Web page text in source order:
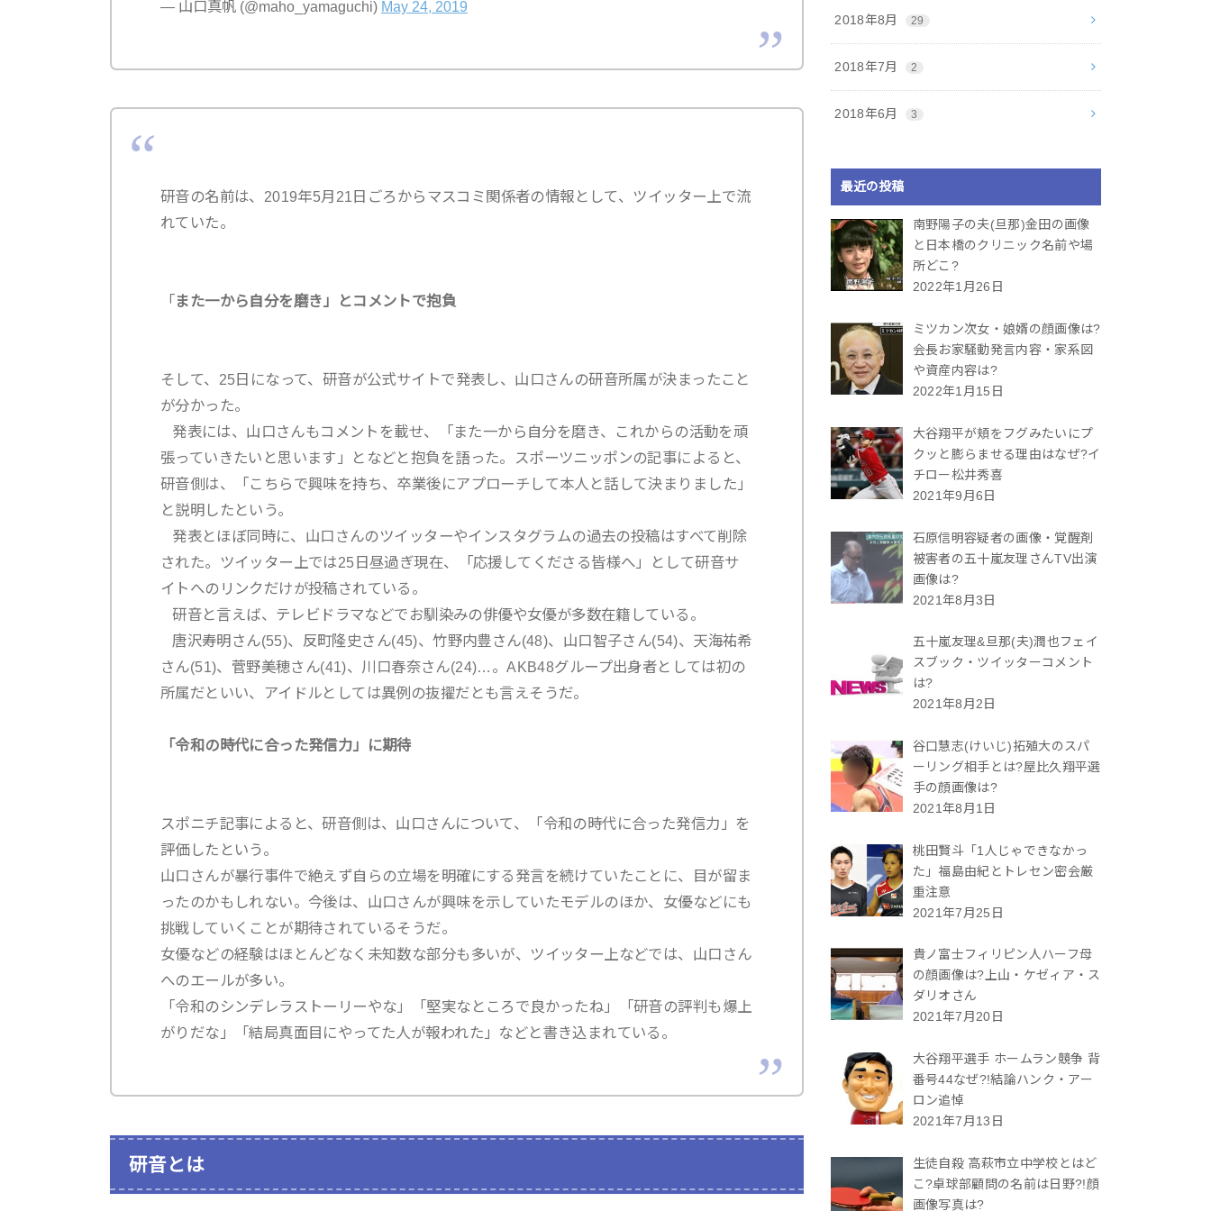
— 山口真帆 (@maho_yamaguchi) May 24, 2019
研音の名前は、2019年5月21日ごろからマスコミ関係者の情報として、ツイッター上で流
れていた。
「 また一から自分を磨き」とコメントで抱負
そして、25日になって、研音が公式サイトで発表し、山口さんの研音所属が決まったこと
が分かった。
発表には、山口さんもコメントを載せ、「また一から自分を磨き、これからの活動を頑
張っていきたいと思います」となどと抱負を語った。スポーツニッポンの記事によると、
研音側は、「こちらで興味を持ち、卒業後にアプローチして本人と話して決まりました」
と説明したという。
発表とほぼ同時に、山口さんのツイッターやインスタグラムの過去の投稿はすべて削除
された。ツイッター上では25日昼過ぎ現在、「応援してくださる皆様へ」として研音サ
イトへのリンクだけが投稿されている。
研音と言えば、テレビドラマなどでお馴染みの俳優や女優が多数在籍している。
唐沢寿明さん(55)、反町隆史さん(45)、竹野内豊さん(48)、山口智子さん(54)、天海祐希
さん(51)、菅野美穂さん(41)、川口春奈さん(24)…。AKB48グループ出身者としては初の
所属だといい、アイドルとしては異例の抜擢だとも言えそうだ。
「令和の時代に合った発信力」に期待
スポニチ記事によると、研音側は、山口さんについて、「令和の時代に合った発信力」を
評価したという。
山口さんが暴行事件で絶えず自らの立場を明確にする発言を続けていたことに、目が留ま
ったのかもしれない。今後は、山口さんが興味を示していたモデルのほか、女優などにも
挑戦していくことが期待されているそうだ。
女優などの経験はほとんどなく未知数な部分も多いが、ツイッター上などでは、山口さん
へのエールが多い。
「令和のシンデレラストーリーやな」「堅実なところで良かったね」「研音の評判も爆上
がりだな」「結局真面目にやってた人が報われた」などと書き込まれている。
研音とは
2018年8月 29
2018年7月 2
2018年6月 3
最近の投稿
南野陽子の夫(旦那)金田の画像
と日本橋のクリニック名前や場
所どこ?
2022年1月26日
ミツカン次女・娘婿の顔画像は?
会長お家騒動発言内容・家系図
や資産内容は?
2022年1月15日
大谷翔平が頬をフグみたいにプ
クッと膨らませる理由はなぜ?イ
チロー松井秀喜
2021年9月6日
石原信明容疑者の画像・覚醒剤
被害者の五十嵐友理さんTV出演
画像は?
2021年8月3日
五十嵐友理&旦那(夫)潤也フェイ
スブック・ツイッターコメント
は?
2021年8月2日
谷口慧志(けいじ)拓殖大のスパ
ーリング相手とは?屋比久翔平選
手の顔画像は?
2021年8月1日
桃田賢斗「1人じゃできなかっ
た」福島由紀とトレセン密会厳
重注意
2021年7月25日
貴ノ富士フィリピン人ハーフ母
の顔画像は?上山・ケゼィア・ス
ダリオさん
2021年7月20日
大谷翔平選手 ホームラン競争 背
番号44なぜ?!結論ハンク・アー
ロン追悼
2021年7月13日
生徒自殺 高萩市立中学校とはど
こ?卓球部顧問の名前は日野?!顔
画像写真は?